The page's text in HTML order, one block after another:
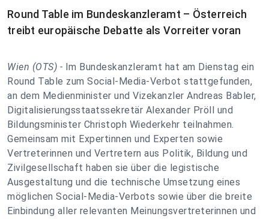
Round Table im Bundeskanzleramt – Österreich
treibt europäische Debatte als Vorreiter voran
Wien (OTS) - Im Bundeskanzleramt hat am Dienstag ein
Round Table zum Social-Media-Verbot stattgefunden,
an dem Medienminister und Vizekanzler Andreas Babler,
Digitalisierungsstaatssekretär Alexander Pröll und
Bildungsminister Christoph Wiederkehr teilnahmen.
Gemeinsam mit Expertinnen und Experten sowie
Vertreterinnen und Vertretern aus Politik, Bildung und
Zivilgesellschaft haben sie über die legistische
Ausgestaltung und die technische Umsetzung eines
möglichen Social-Media-Verbots sowie über die breite
Einbindung aller relevanten Meinungsvertreterinnen und